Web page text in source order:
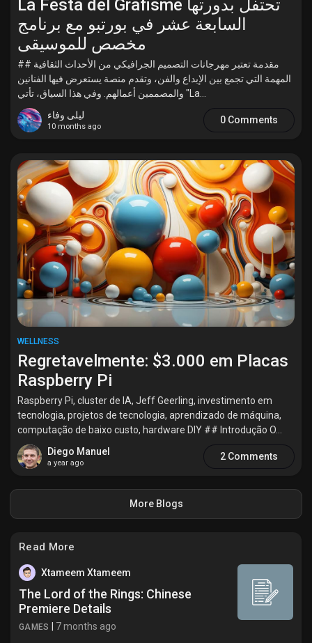
La Festa del Grafisme تحتفل بدورتها
السابعة عشر في بورتبو مع برنامج
مخصص للموسيقى
## مقدمة تعتبر مهرجانات التصميم الجرافيكي من الأحداث الثقافية
المهمة التي تجمع بين الإبداع والفن، وتقدم منصة يستعرض فيها الفنانين
والمصممين أعمالهم. وفي هذا السياق، تأتي "La...
ليلى وفاء
10 months ago
0 Comments
WELLNESS
Regretavelmente: $3.000 em Placas
Raspberry Pi
Raspberry Pi, cluster de IA, Jeff Geerling, investimento em
tecnologia, projetos de tecnologia, aprendizado de máquina,
computação de baixo custo, hardware DIY ## Introdução O...
Diego Manuel
a year ago
2 Comments
More Blogs
Read More
Xtameem Xtameem
The Lord of the Rings: Chinese
Premiere Details
GAMES | 7 months ago